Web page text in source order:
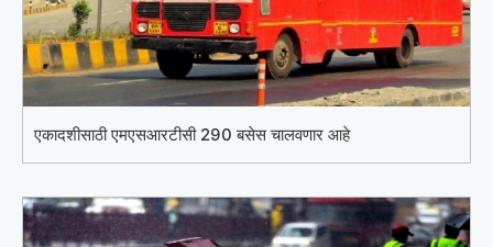
एकादशीसाठी एमएसआरटीसी 290 बसेस चालवणार आहे